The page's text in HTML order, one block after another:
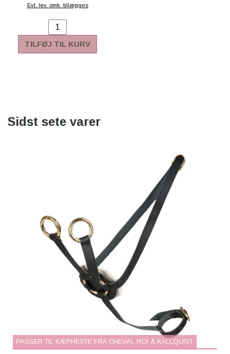
Evt. lev. omk. tillægges
TILFØJ TIL KURV
Sidst sete varer
PASSER TIL KÆPHESTE FRA CHEVAL ROI & KÄLLQUIST